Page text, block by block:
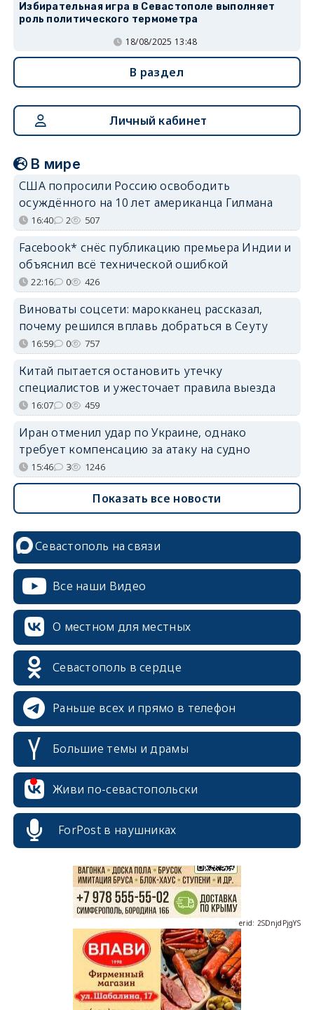
Избирательная игра в Севастополе выполняет
роль политического термометра
18/08/2025 13:48
В раздел
Личный кабинет
В мире
США попросили Россию освободить
осуждённого на 10 лет американца Гилмана
16:40 2 507
Facebook* снёс публикацию премьера Индии и
объяснил всё технической ошибкой
22:16 0 426
Виноваты соцсети: марокканец рассказал,
почему решился вплавь добраться в Сеуту
16:59 0 757
Китай пытается остановить утечку
специалистов и ужесточает правила выезда
16:07 0 459
Иран отменил удар по Украине, однако
требует компенсацию за атаку на судно
15:46 3 1246
Показать все новости
Севастополь на связи
Все наши Видео
О местном для местных
Севастополь в сердце
Раньше всех и прямо в телефон
Большие темы и драмы
Живи по-севастопольски
ForPost в наушниках
erid: 2SDnjcrDNw6
erid: 2SDnjdPjgYS
erid: 2SDnjdvhGXG